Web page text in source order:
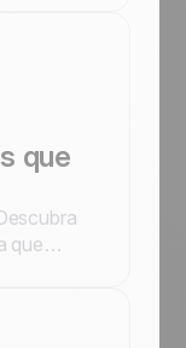
que
que